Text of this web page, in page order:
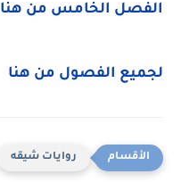
الفصل الخامس من هنا
لجميع الفصول من هنا
روايات شيقه